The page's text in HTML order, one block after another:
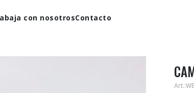
con nosotrosContacto